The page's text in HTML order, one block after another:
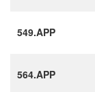
549.APP
564.APP